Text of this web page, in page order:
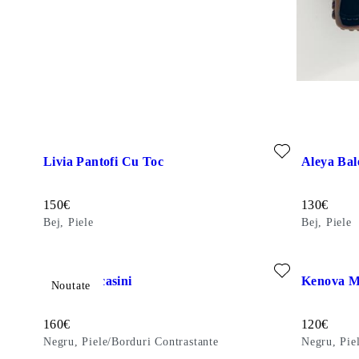
Livia Pantofi Cu Toc
Preț:
150€
Bej, Piele
Aleya
Preț:
130€
Bej, Piele
Freya Mocasini
Noutate
Preț:
160€
Negru, Piele/Borduri Contrastante
Adăugați la favorite: FREYA MOCASINI (Negru, Piele/
Kenova
Preț:
120€
Negru,
Adăugați